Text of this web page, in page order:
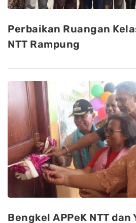
Perbaikan Ruangan
NTT Rampung
Bengkel APPeK NTT dan